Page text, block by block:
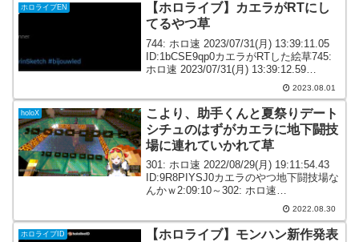
ホロライブEN
【ホロライブ】カエラがRTにし
てるやつ草
744: ホロ速 2023/07/31(月) 13:39:11.05
ID:1bCSE9qp0カエラがRTした絵草745:
ホロ速 2023/07/31(月) 13:39:12.59
ID:sVYWhmqe0カエラのアイコンピッケ
2023.08.01
holoX
こより、助手くんと夏祭りデート
シチュのはずがカエラに地下闘技
場に連れていかれて草
301: ホロ速 2022/08/29(月) 19:11:54.43
ID:9R8PIYSJ0カエラのやつ地下闘技場な
んかｗ2:09:10～302: ホロ速
2022.08.30
ホロライブID
【ホロライブ】モンハン新作発表